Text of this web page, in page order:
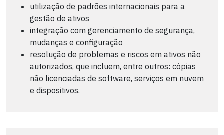
utilização de padrões internacionais para a
gestão de ativos
integração com gerenciamento de segurança,
mudanças e configuração
resolução de problemas e riscos em ativos não
autorizados, que incluem, entre outros: cópias
não licenciadas de software, serviços em nuvem
e dispositivos.